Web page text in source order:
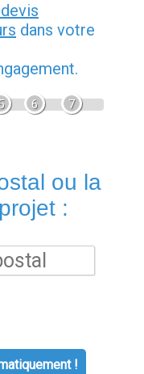
dans votre
6 7
ou la
:
!